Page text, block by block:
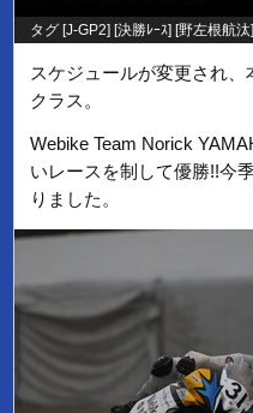
タグ [J-GP2] [決勝ﾚｰｽ] [野左根航汰
スケジュールが変更され
クラス。
Webike Team Norick
いレースを制して優勝!!今
りました。